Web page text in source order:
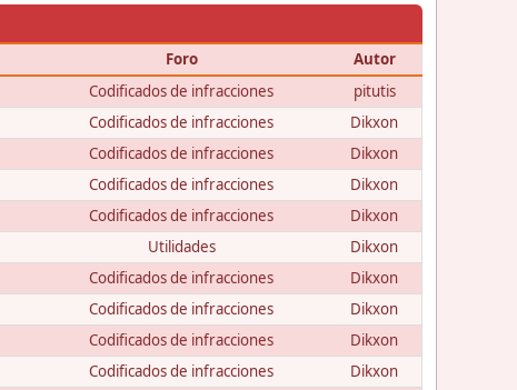
Foro
Autor
Codificados de infracciones
pitutis
Codificados de infracciones
Dikxon
Codificados de infracciones
Dikxon
Codificados de infracciones
Dikxon
Codificados de infracciones
Dikxon
Utilidades
Dikxon
Codificados de infracciones
Dikxon
Codificados de infracciones
Dikxon
Codificados de infracciones
Dikxon
Codificados de infracciones
Dikxon